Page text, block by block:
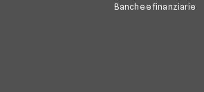
Banche e finanziarie